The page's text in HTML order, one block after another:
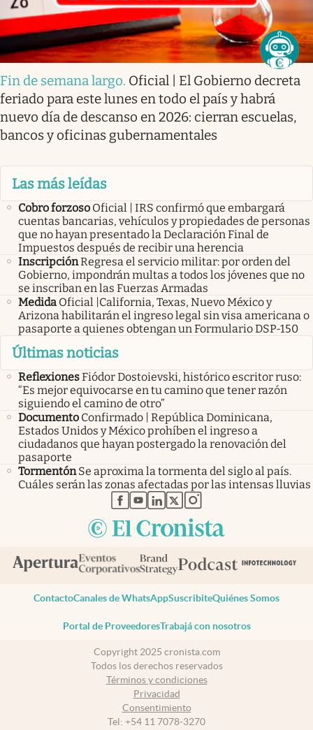
Fin de semana largo. Oficial | El Gobierno decreta
feriado para este lunes en todo el país y habrá
nuevo día de descanso en 2026: cierran escuelas,
bancos y oficinas gubernamentales
Las más leídas
Cobro forzoso Oficial | IRS confirmó que embargará
cuentas bancarias, vehículos y propiedades de personas
que no hayan presentado la Declaración Final de
Impuestos después de recibir una herencia
InscripciónRegresa el servicio militar: por orden del
Gobierno, impondrán multas a todos los jóvenes que no
se inscriban en las Fuerzas Armadas
Medida Oficial |California, Texas, Nuevo México y
Arizona habilitarán el ingreso legal sin visa americana o
pasaporte a quienes obtengan un Formulario DSP-150
Últimas noticias
ReflexionesFiódor Dostoievski, histórico escritor ruso:
“Es mejor equivocarse en tu camino que tener razón
siguiendo el camino de otro”
Documento Confirmado | República Dominicana,
Estados Unidos y México prohíben el ingreso a
ciudadanos que hayan postergado la renovación del
pasaporte
Tormentón Se aproxima la tormenta del siglo al país.
Cuáles serán las zonas afectadas por las intensas lluvias
abre en nueva pestaña
abre en nueva pestaña
abre en nueva pestaña
abre en nueva pestaña
abre en nueva pestaña
ContactoCanales de WhatsAppSuscribiteQuiénes Somos
Portal de ProveedoresTrabajá con nosotros
Copyright 2025 cronista.com
Todos los derechos reservados
Términos y condiciones
Privacidad
Consentimiento
Tel: +54 11 7078-3270